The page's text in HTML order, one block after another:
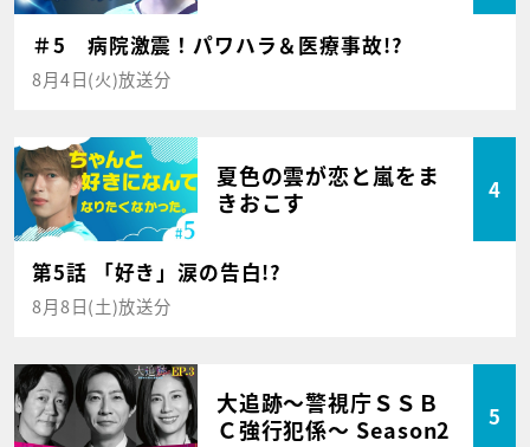
＃5 病院激震！パワハラ＆医療事故!?
8月4日(火)放送分
夏色の雲が恋と嵐をま
きおこす
4
第5話 「好き」涙の告白!?
8月8日(土)放送分
大追跡～警視庁ＳＳＢ
Ｃ強行犯係～ Season2
5